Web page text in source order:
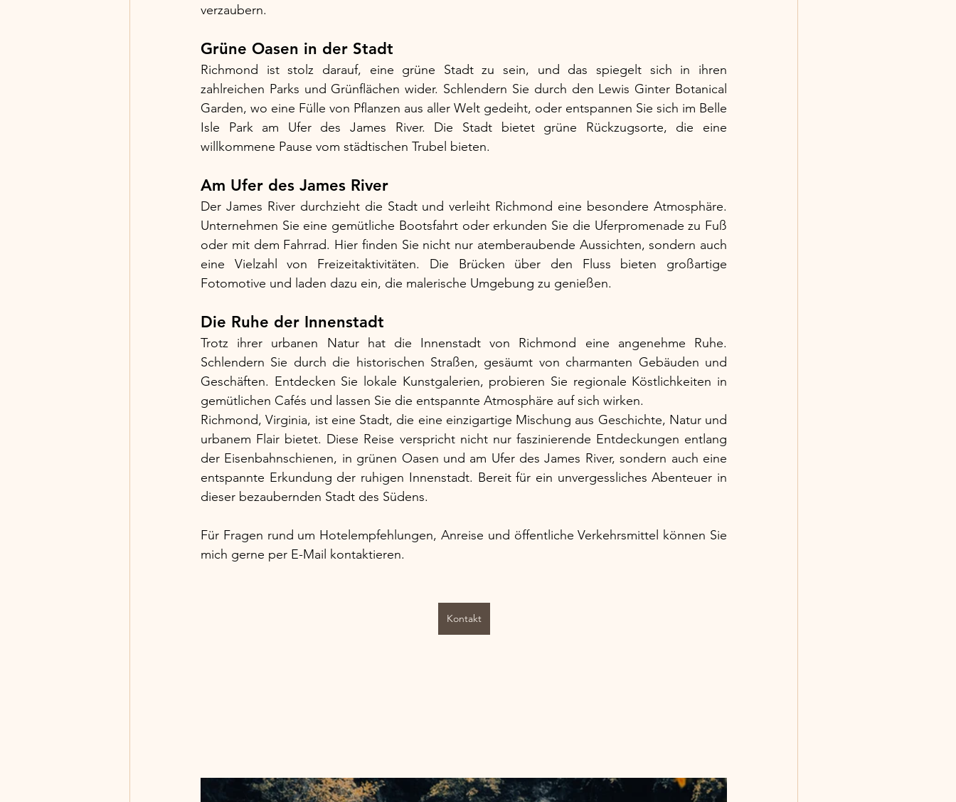
verzaubern.
Grüne Oasen in der Stadt
Richmond ist stolz darauf, eine grüne Stadt zu sein, und das spiegelt sich in ihren
zahlreichen Parks und Grünflächen wider. Schlendern Sie durch den Lewis Ginter Botanical
Garden, wo eine Fülle von Pflanzen aus aller Welt gedeiht, oder entspannen Sie sich im Belle
Isle Park am Ufer des James River. Die Stadt bietet grüne Rückzugsorte, die eine
willkommene Pause vom städtischen Trubel bieten.
Am Ufer des James River
Der James River durchzieht die Stadt und verleiht Richmond eine besondere Atmosphäre.
Unternehmen Sie eine gemütliche Bootsfahrt oder erkunden Sie die Uferpromenade zu Fuß
oder mit dem Fahrrad. Hier finden Sie nicht nur atemberaubende Aussichten, sondern auch
eine Vielzahl von Freizeitaktivitäten. Die Brücken über den Fluss bieten großartige
Fotomotive und laden dazu ein, die malerische Umgebung zu genießen.
Die Ruhe der Innenstadt
Trotz ihrer urbanen Natur hat die Innenstadt von Richmond eine angenehme Ruhe.
Schlendern Sie durch die historischen Straßen, gesäumt von charmanten Gebäuden und
Geschäften. Entdecken Sie lokale Kunstgalerien, probieren Sie regionale Köstlichkeiten in
gemütlichen Cafés und lassen Sie die entspannte Atmosphäre auf sich wirken.
Richmond, Virginia, ist eine Stadt, die eine einzigartige Mischung aus Geschichte, Natur und
urbanem Flair bietet. Diese Reise verspricht nicht nur faszinierende Entdeckungen entlang
der Eisenbahnschienen, in grünen Oasen und am Ufer des James River, sondern auch eine
entspannte Erkundung der ruhigen Innenstadt. Bereit für ein unvergessliches Abenteuer in
dieser bezaubernden Stadt des Südens.
Für Fragen rund um Hotelempfehlungen, Anreise und öffentliche Verkehrsmittel können Sie
mich gerne per E-Mail kontaktieren.
Kontakt